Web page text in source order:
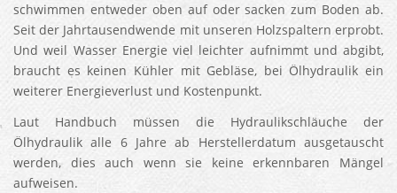
schwimmen entweder oben auf oder sacken zum Boden ab.
Seit der Jahrtausendwende mit unseren Holzspaltern erprobt.
Und weil Wasser Energie viel leichter aufnimmt und abgibt,
braucht es keinen Kühler mit Gebläse, bei Ölhydraulik ein
weiterer Energieverlust und Kostenpunkt.
Laut Handbuch müssen die Hydraulikschläuche der
Ölhydraulik alle 6 Jahre ab Herstellerdatum ausgetauscht
werden, dies auch wenn sie keine erkennbaren Mängel
aufweisen.